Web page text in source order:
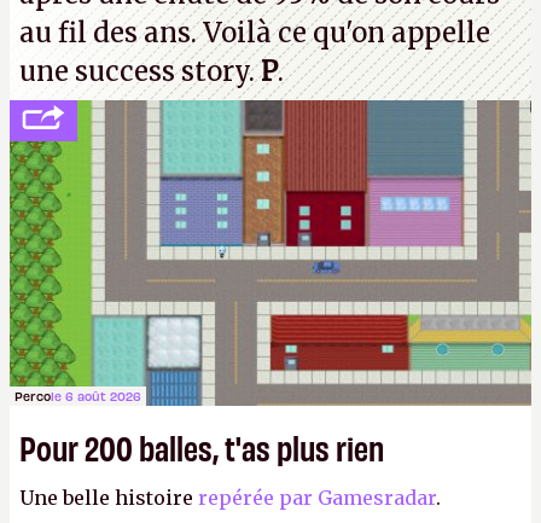
au fil des ans. Voilà ce qu'on appelle
une success story.P.
Percole 6 août 2026
Pour 200 balles, t'as plus rien
Une belle histoire repérée par Gamesradar.